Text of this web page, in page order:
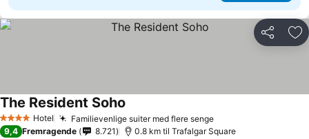
Del
4 StjernerHotel Familievenlige suiter med flere sengeSe priser
The Resident Soho
9,4 Fremragende 8.721 0.8 km til Trafalgar Square